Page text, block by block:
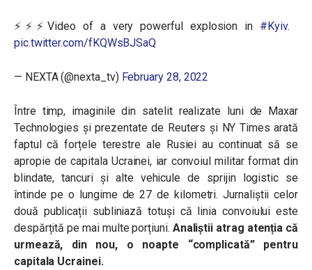
⚡️⚡️⚡️Video of a very powerful explosion in #Kyiv.
pic.twitter.com/fKQWsBJSaQ
— NEXTA (@nexta_tv) February 28, 2022
Între timp, imaginile din satelit realizate luni de Maxar
Technologies și prezentate de Reuters și NY Times arată
faptul că forțele terestre ale Rusiei au continuat să se
apropie de capitala Ucrainei, iar convoiul militar format din
blindate, tancuri și alte vehicule de sprijin logistic se
întinde pe o lungime de 27 de kilometri. Jurnaliștii celor
două publicații subliniază totuși că linia convoiului este
despărțită pe mai multe porțiuni. Analiștii atrag atenția că
urmează, din nou, o noapte “complicată” pentru
capitala Ucrainei.